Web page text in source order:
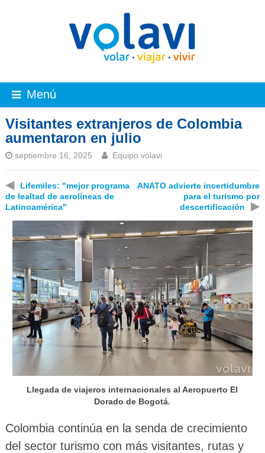
Menú
Visitantes extranjeros de Colombia
aumentaron en julio
septiembre 16, 2025 Equipo volavi
◀
Lifemiles: "mejor programa
de lealtad de aerolíneas de
Latinoamérica"
ANATO advierte incertidumbre
para el turismo por
descertificación
▶
Llegada de viajeros internacionales al Aeropuerto El
Dorado de Bogotá.
Colombia continúa en la senda de crecimiento
del sector turismo con más visitantes, rutas y